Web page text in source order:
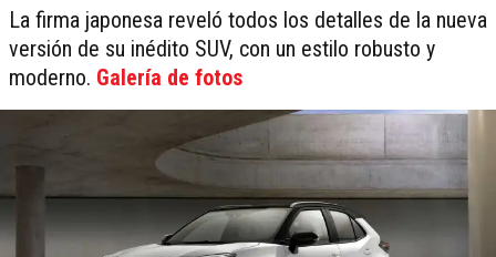
La firma japonesa reveló todos los detalles de la nueva
versión de su inédito SUV, con un estilo robusto y
moderno. Galería de fotos